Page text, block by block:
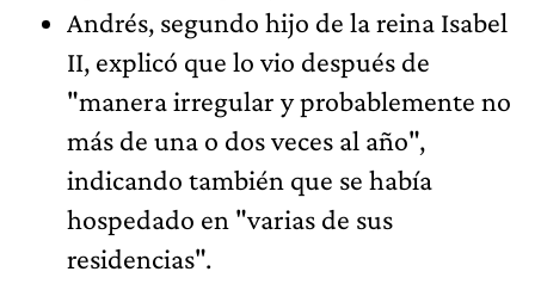
Andrés, segundo hijo de la reina Isabel
II, explicó que lo vio después de
"manera irregular y probablemente no
más de una o dos veces al año",
indicando también que se había
hospedado en "varias de sus
residencias".